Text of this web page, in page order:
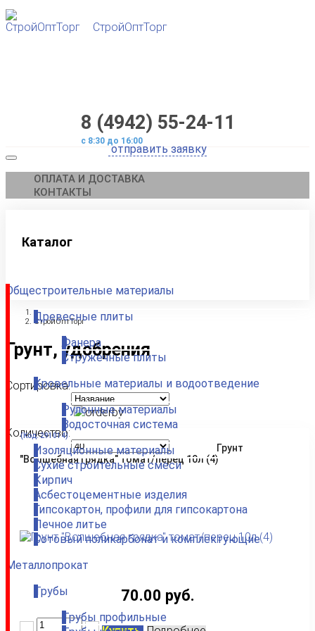
СтройОптТорг
с 8:30 до 16:00
8 (4942) 55-24-11
ОПЛАТА И ДОСТАВКА
КОНТАКТЫ
Каталог
Общестроительные материалы
Древесные плиты
Фанера
Стружечные плиты
Кровельные материалы и водоотведение
Рулонные материалы
Водосточная система
Изоляционные материалы
Сухие строительные смеси
Кирпич
Асбестоцементные изделия
Гипсокартон, профили для гипсокартона
Печное литье
Сотовый поликарбонат и комплектующие
Металлопрокат
Трубы
Трубы профильные
СтройОптТорг
Грунт, удобрения
Сортировка:
Количество:
Грунт
"Волшебная грядка" томат/перец 10л (4)
(Код:291014)
70.00 руб.